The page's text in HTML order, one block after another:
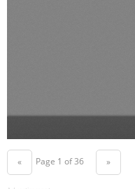
« Page 1 of 36 »